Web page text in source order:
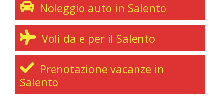
Noleggio auto in Salento
Voli da e per il Salento
Prenotazione vacanze in
Salento